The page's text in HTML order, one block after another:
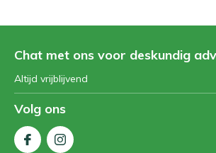
Chat met ons voor deskundig
Altijd vrijblijvend
Volg ons